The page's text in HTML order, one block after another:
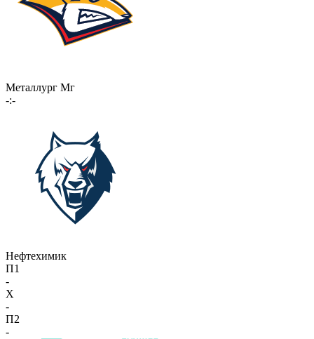
Металлург Мг
-:-
Нефтехимик
П1
-
X
-
П2
-